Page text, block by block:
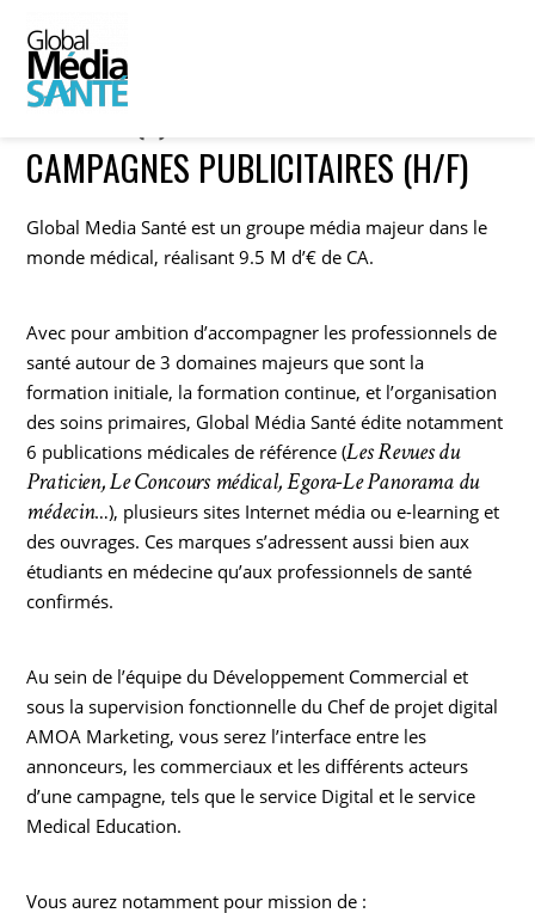
CHARGÉ(E) DE PROGRAMMATION DE
CAMPAGNES PUBLICITAIRES (H/F)
Global Media Santé est un groupe média majeur dans le
monde médical, réalisant 9.5 M d’€ de CA.
Avec pour ambition d’accompagner les professionnels de
santé autour de 3 domaines majeurs que sont la
formation initiale, la formation continue, et l’organisation
des soins primaires, Global Média Santé édite notamment
6 publications médicales de référence (Les Revues du
Praticien, Le Concours médical, Egora-Le Panorama du
médecin…), plusieurs sites Internet média ou e-learning et
des ouvrages. Ces marques s’adressent aussi bien aux
étudiants en médecine qu’aux professionnels de santé
confirmés.
Au sein de l’équipe du Développement Commercial et
sous la supervision fonctionnelle du Chef de projet digital
AMOA Marketing, vous serez l’interface entre les
annonceurs, les commerciaux et les différents acteurs
d’une campagne, tels que le service Digital et le service
Medical Education.
Vous aurez notamment pour mission de :